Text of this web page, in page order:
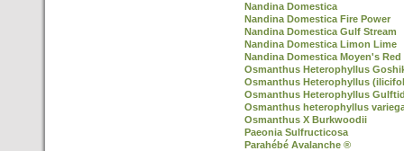
Nandina Domestica
Nandina Domestica Fire Power
Nandina Domestica Gulf Stream
Nandina Domestica Limon Lime
Nandina Domestica Moyen's Red
Osmanthus Heterophyllus
Osmanthus Heterophyllus
Osmanthus Heterophyllus
Osmanthus heterophyllus
Osmanthus X Burkwoodii
Paeonia Sulfructicosa
Parahébé Avalanche ®